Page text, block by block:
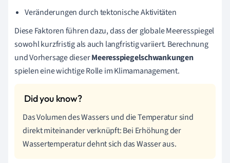
Veränderungen durch tektonische Aktivitäten
Diese Faktoren führen dazu, dass der globale Meeresspiegel
sowohl kurzfristig als auch langfristig variiert. Berechnung
und Vorhersage dieserMeeresspiegelschwankungen
spielen eine wichtige Rolle im Klimamanagement.
Das Volumen des Wassers und die Temperatur sind
direkt miteinander verknüpft: Bei Erhöhung der
Wassertemperatur dehnt sich das Wasser aus.